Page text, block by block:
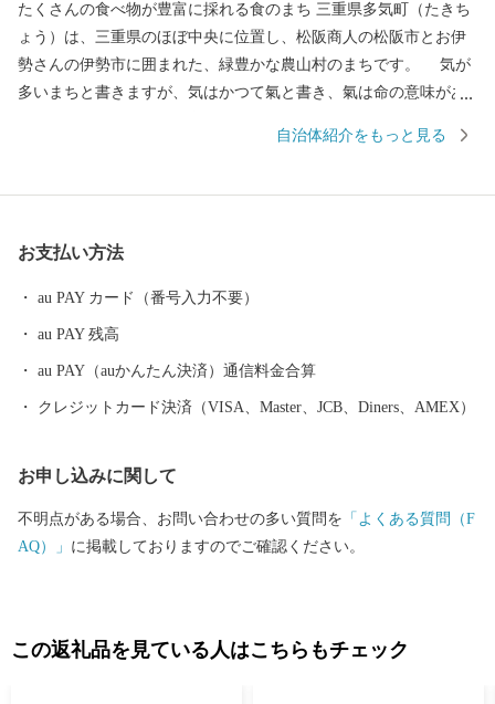
たくさんの食べ物が豊富に採れる食のまち 三重県多気町（たきち
ょう）は、三重県のほぼ中央に位置し、松阪商人の松阪市とお伊
勢さんの伊勢市に囲まれた、緑豊かな農山村のまちです。 気が
多いまちと書きますが、気はかつて氣と書き、氣は命の意味があ
から、たくさんの食べ物が採れる場所という意味があります。
来ない特産の伊勢いもや、多気町発祥の前川次郎柿など、町の名
の由来のとおり、かねてから多くの産品が栽培されてきました。
述の松阪牛肥育農家直営レストランや、伊勢いも料理専門店、あ
る全国紙で全国2位に輝いた農園レストラン、清流宮川の畔で絶景
を観ながら味わえる茅葺き日本料理などなど、魅力的な飲食店が
店」があり、営業日は多くのお客様で賑わっています。 私たち
は、地域の産品を大切に、食の取り組みを進め、紡いできた農山
村の原風景と営みを大切にしながら、次世代への引き継いでいき
自治体紹介をもっと見る
お支払い方法
au PAY カード（番号入力不要）
au PAY 残高
au PAY（auかんたん決済）通信料金合算
クレジットカード決済（VISA、Master、JCB、Diners、AMEX）
お申し込みに関して
不明点がある場合、お問い合わせの多い質問を 「よくある質問（F
AQ）」 に掲載しておりますのでご確認ください。
この返礼品を見ている人はこちらもチェック